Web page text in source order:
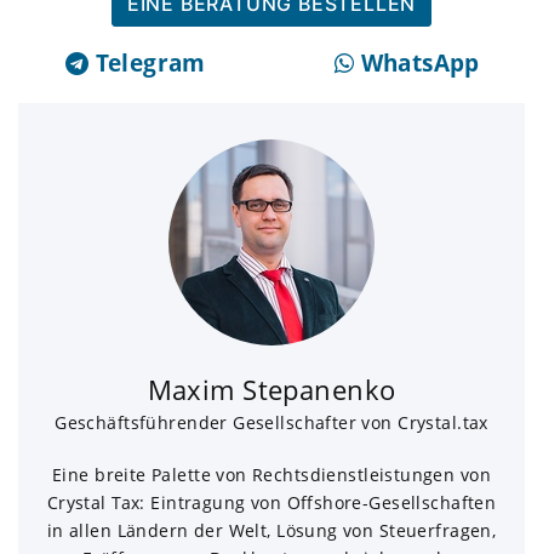
Telegram WhatsApp
Maxim Stepanenko
Geschäftsführender Gesellschafter von Crystal.tax
Eine breite Palette von Rechtsdienstleistungen von
Crystal Tax: Eintragung von Offshore-Gesellschaften
in allen Ländern der Welt, Lösung von Steuerfragen,